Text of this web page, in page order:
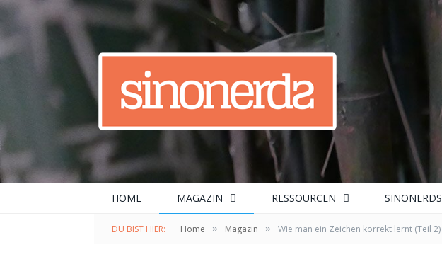
HOME MAGAZIN RESSOURCEN SINONERDS
DU BIST HIER: Home » Magazin » Wie man ein Zeichen korrekt lernt (Teil 2)